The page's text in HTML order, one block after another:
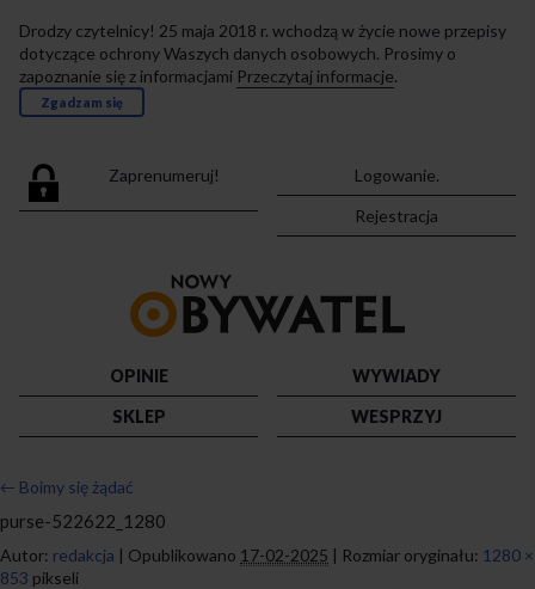
Drodzy czytelnicy! 25 maja 2018 r. wchodzą w życie nowe przepisy
dotyczące ochrony Waszych danych osobowych. Prosimy o
zapoznanie się z informacjami Przeczytaj informacje.
Zgadzam się
Zaprenumeruj!
Logowanie.
Rejestracja
strony
OPINIE
WYWIADY
SKLEP
WESPRZYJ
← Boimy się żądać
purse-522622_1280
Autor: redakcja | Opublikowano 17-02-2025 | Rozmiar oryginału: 1280 ×
853 pikseli